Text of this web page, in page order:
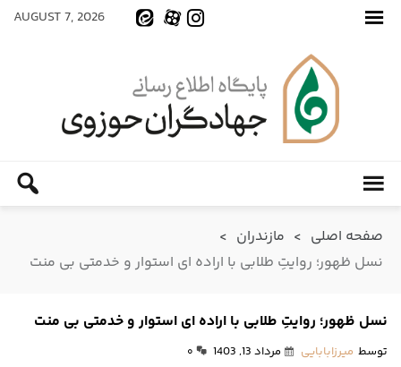
AUGUST 7, 2026
صفحه اصلی > مازندران >
نسل ظهور؛ روایتِ طلابی با اراده ای استوار و خدمتی بی منت
نسل ظهور؛ روایتِ طلابی با اراده ای استوار و خدمتی بی منت
توسط میرزابابایی مرداد 13, 1403 ۰